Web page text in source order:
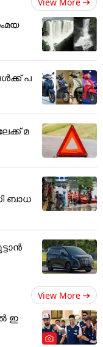
പ
മ
ബാധ
View More
ഇ